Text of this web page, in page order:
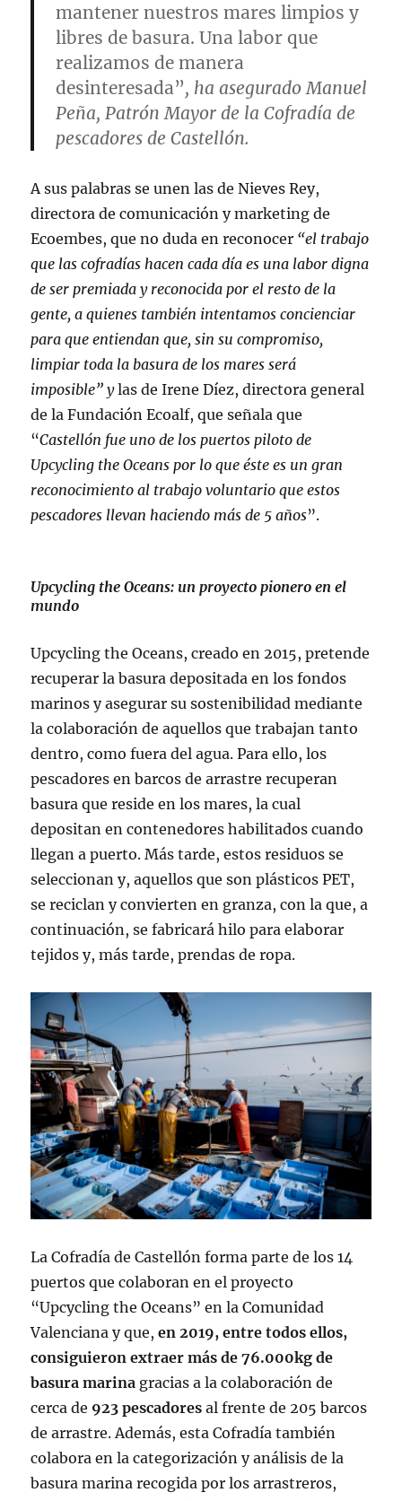
mantener nuestros mares limpios y
libres de basura. Una labor que
realizamos de manera
desinteresada”, ha asegurado Manuel
Peña, Patrón Mayor de la Cofradía de
pescadores de Castellón.
A sus palabras se unen las de Nieves Rey,
directora de comunicación y marketing de
Ecoembes, que no duda en reconocer “el trabajo
que las cofradías hacen cada día es una labor digna
de ser premiada y reconocida por el resto de la
gente, a quienes también intentamos concienciar
para que entiendan que, sin su compromiso,
limpiar toda la basura de los mares será
imposible” ylas de Irene Díez, directora general
de la Fundación Ecoalf, que señala que
“Castellón fue uno de los puertos piloto de
Upcycling the Oceans por lo que éste es un gran
reconocimiento al trabajo voluntario que estos
pescadores llevan haciendo más de 5 años”.
Upcycling the Oceans: un proyecto pionero en el
mundo
Upcycling the Oceans, creado en 2015, pretende
recuperar la basura depositada en los fondos
marinos y asegurar su sostenibilidad mediante
la colaboración de aquellos que trabajan tanto
dentro, como fuera del agua. Para ello, los
pescadores en barcos de arrastre recuperan
basura que reside en los mares, la cual
depositan en contenedores habilitados cuando
llegan a puerto. Más tarde, estos residuos se
seleccionan y, aquellos que son plásticos PET,
se reciclan y convierten en granza, con la que, a
continuación, se fabricará hilo para elaborar
tejidos y, más tarde, prendas de ropa.
La Cofradía de Castellón forma parte de los 14
puertos que colaboran en el proyecto
“Upcycling the Oceans” en la Comunidad
Valenciana y que,en 2019, entre todos ellos,
consiguieron extraer más de 76.000kg de
basura marina gracias a la colaboración de
cerca de 923 pescadores al frente de 205 barcos
de arrastre. Además, esta Cofradía también
colabora en la categorización y análisis de la
basura marina recogida por los arrastreros,